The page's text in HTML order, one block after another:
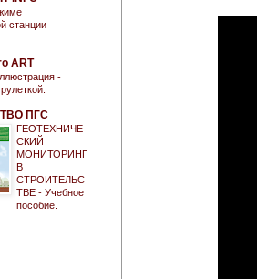
станции
ART
-
ПГС
ГЕОТЕХНИЧЕ
СКИЙ
МОНИТОРИНГ
В
СТРОИТЕЛЬС
ТВЕ - Учебное
пособие.